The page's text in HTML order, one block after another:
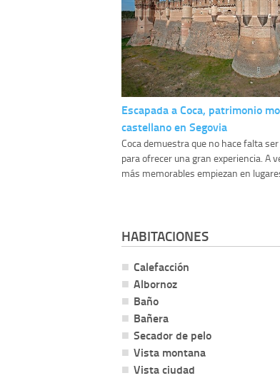
Escapada a Coca, patrimonio
castellano en Segovia
Coca demuestra que no hace falta
para ofrecer una gran experiencia. A
más memorables empiezan en
HABITACIONES
Calefacción
Albornoz
Baño
Bañera
Secador de pelo
Vista montana
Vista ciudad